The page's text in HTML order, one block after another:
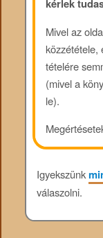
kérlek
Mivel az
közzététele,
tételére
(mivel a
le).
Igyekszünk
válaszolni.